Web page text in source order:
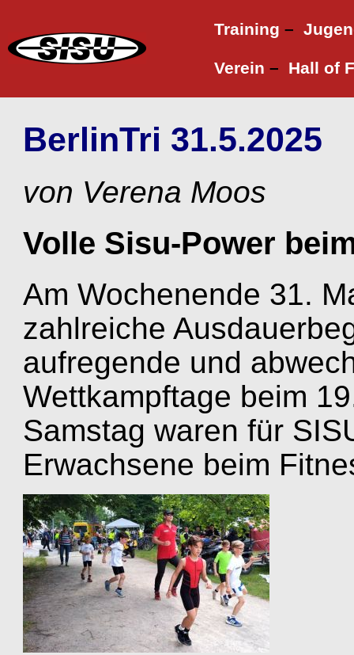
Training –
Verein – Hall of
BerlinTri 31.5.2025
von Verena Moos
Volle Sisu-Power
Am Wochenende 31.
zahlreiche
aufregende und
Wettkampftage beim
Samstag waren für
Erwachsene beim